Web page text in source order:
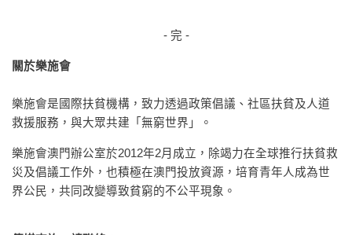
- 完 -
關於樂施會
樂施會是國際扶貧機構，致力透過政策倡議、社區扶貧及人道
救援服務，與大眾共建「無窮世界」。
樂施會澳門辦公室於2012年2月成立，除竭力在全球推行扶貧救
災及倡議工作外，也積極在澳門投放資源，培育青年人成為世
界公民，共同改變導致貧窮的不公平現象。